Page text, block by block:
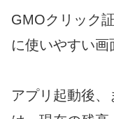
GMOクリック
に使いやすい画
アプリ起動後